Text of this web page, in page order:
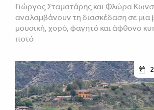
Γιώργος Σταματάρης και Φλώρα
αναλαμβάνουν τη διασκέδαση σε μια
μουσική, χορό, φαγητό και άφθονο
ποτό